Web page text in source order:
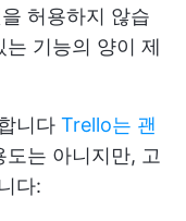
허용하지 않습
기능의 양이 제
니다 Trello는 괜
도는 아니지만, 고
다: